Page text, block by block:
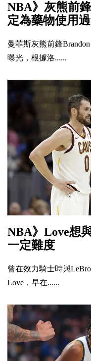
NBA》灰熊前
定為藥物使用
曼菲斯灰熊前鋒
曝光，根據洛......
NBA》Love想
一定難度
曾在效力騎士時與
Love，早在......